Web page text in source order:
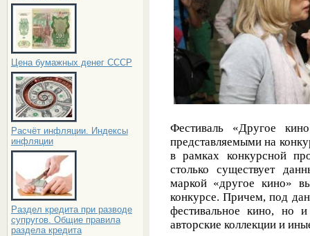
Цена бумажных денег СССР
Расчёт инфляции. Индексы
инфляции
Раздел кредита при разводе
супругов. Общие правила
раздела кредита
Фестиваль «Другое
представляемыми на
в рамках конкурсной
столько существует
маркой «другое кино»
конкурсе. Причем, под
фестивальное кино, но
авторские коллекции и